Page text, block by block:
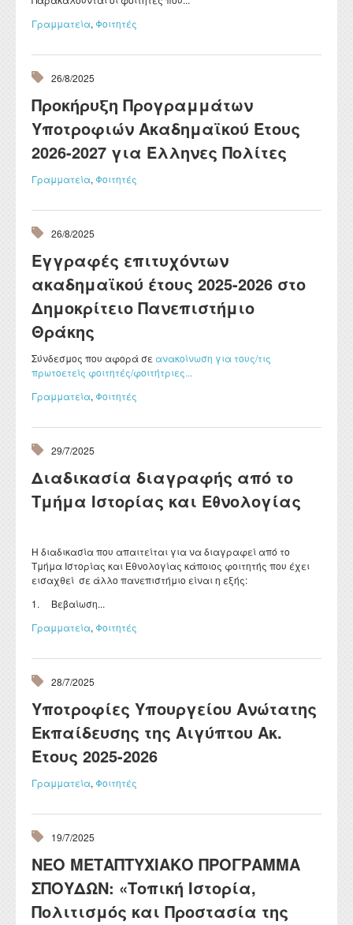
Γραμματεία, Φοιτητές
26/8/2025
Προκήρυξη Προγραμμάτων
Υποτροφιών Ακαδημαϊκού Έτους
2026-2027 για Έλληνες Πολίτες
Γραμματεία, Φοιτητές
26/8/2025
Εγγραφές επιτυχόντων
ακαδημαϊκού έτους 2025-2026 στο
Δημοκρίτειο Πανεπιστήμιο
Θράκης
Σύνδεσμος που αφορά σε ανακοίνωση για τους/τις
πρωτοετείς φοιτητές/φοιτήτριες...
Γραμματεία, Φοιτητές
29/7/2025
Διαδικασία διαγραφής από το
Τμήμα Ιστορίας και Εθνολογίας
Η διαδικασία που απαιτείται για να διαγραφεί από το
Τμήμα Ιστορίας και Εθνολογίας κάποιος φοιτητής που έχει
εισαχθεί σε άλλο πανεπιστήμιο είναι η εξής:
1. Βεβαίωση...
Γραμματεία, Φοιτητές
28/7/2025
Υποτροφίες Υπουργείου Ανώτατης
Εκπαίδευσης της Αιγύπτου Ακ.
Έτους 2025-2026
Γραμματεία, Φοιτητές
19/7/2025
ΝΕΟ ΜΕΤΑΠΤΥΧΙΑΚΟ ΠΡΟΓΡΑΜΜΑ
ΣΠΟΥΔΩΝ: «Τοπική Ιστορία,
Πολιτισμός και Προστασία της